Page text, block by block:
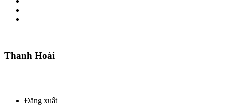
Thanh Hoài
Đăng xuất